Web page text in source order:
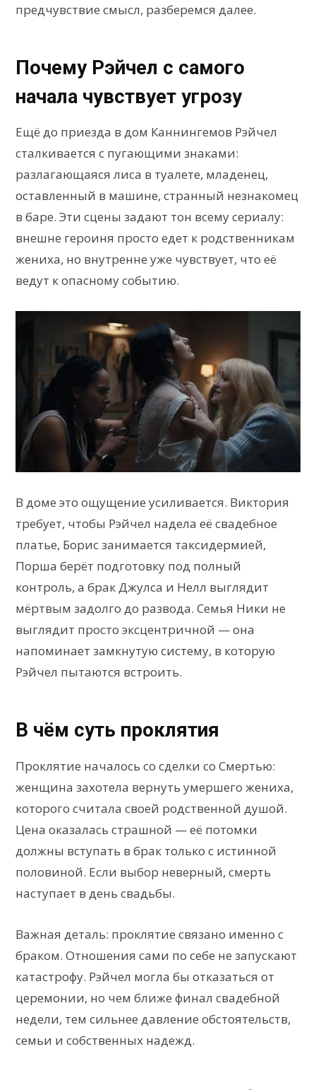
предчувствие смысл, разберемся далее.
Почему Рэйчел с самого
начала чувствует угрозу
Ещё до приезда в дом Каннингемов Рэйчел
сталкивается с пугающими знаками:
разлагающаяся лиса в туалете, младенец,
оставленный в машине, странный незнакомец
в баре. Эти сцены задают тон всему сериалу:
внешне героиня просто едет к родственникам
жениха, но внутренне уже чувствует, что её
ведут к опасному событию.
В доме это ощущение усиливается. Виктория
требует, чтобы Рэйчел надела её свадебное
платье, Борис занимается таксидермией,
Порша берёт подготовку под полный
контроль, а брак Джулса и Нелл выглядит
мёртвым задолго до развода. Семья Ники не
выглядит просто эксцентричной — она
напоминает замкнутую систему, в которую
Рэйчел пытаются встроить.
В чём суть проклятия
Проклятие началось со сделки со Смертью:
женщина захотела вернуть умершего жениха,
которого считала своей родственной душой.
Цена оказалась страшной — её потомки
должны вступать в брак только с истинной
половиной. Если выбор неверный, смерть
наступает в день свадьбы.
Важная деталь: проклятие связано именно с
браком. Отношения сами по себе не запускают
катастрофу. Рэйчел могла бы отказаться от
церемонии, но чем ближе финал свадебной
недели, тем сильнее давление обстоятельств,
семьи и собственных надежд.